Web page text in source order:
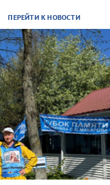
ПЕРЕЙТИ К НОВОСТИ